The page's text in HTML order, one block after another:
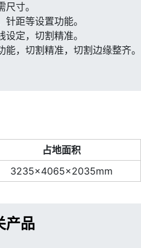
寸。
距等设置功能。
定，切割精准。
，切割精准，切割边缘整齐。
占地面积
3235×4065×2035mm
产品